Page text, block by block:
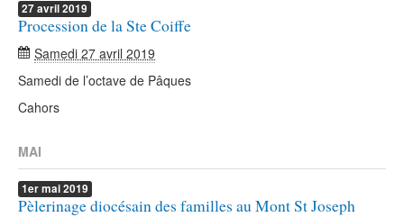
27avril2019
Procession de la Ste Coiffe
Samedi 27 avril 2019
Samedi de l’octave de Pâques
Cahors
MAI
1ermai2019
Pèlerinage diocésain des familles au Mont St Joseph